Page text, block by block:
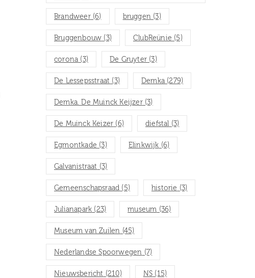
Brandweer(6) bruggen (3)
Bruggenbouw (3) ClubReünie (5)
corona (3) De Gruyter (3)
De Lessepsstraat (3) Demka (279)
Demka. De Muinck Keijzer(3)
De Muinck Keizer (6) diefstal (3)
Egmontkade (3) Elinkwijk (6)
Galvanistraat (3)
Gemeenschapsraad (5) historie (3)
Julianapark (23) museum (36)
Museum van Zuilen (45)
Nederlandse Spoorwegen (7)
Nieuwsbericht (210) NS (15)